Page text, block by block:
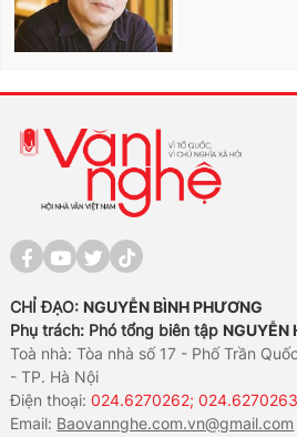
CHỈ ĐẠO: NGUYỄN BÌNH PHƯƠNG
Phụ trách: Phó tổng biên tập NGUYỄN
Toà nhà: Tòa nhà số 17 - Phố Trần
- TP. Hà Nội
Điện thoại:024.6270262;
Email: Baovannghe.com.vn@gmail.com